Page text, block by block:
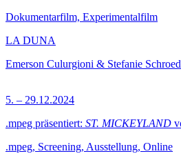
Dokumentarfilm, Experimentalfilm
LA DUNA
Emerson Culurgioni & Stefanie
5. – 29.12.2024
.mpeg präsentiert: ST. MICKEYLAND
.mpeg, Screening, Ausstellung, Online